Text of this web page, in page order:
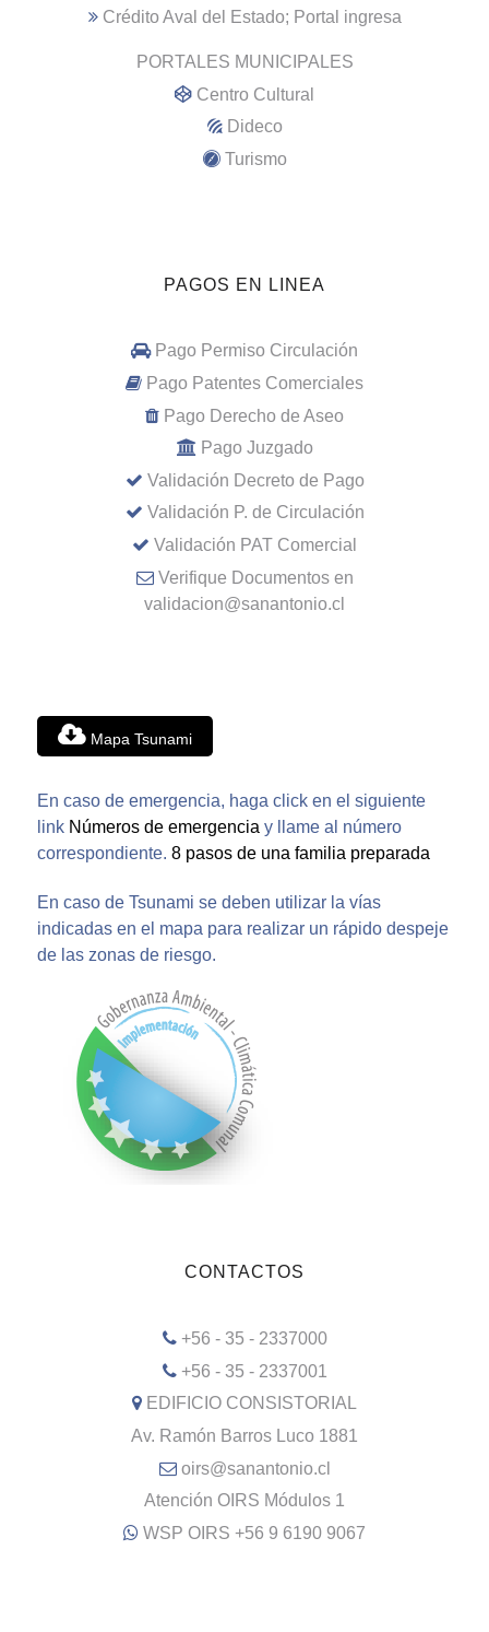
Crédito Aval del Estado; Portal ingresa
PORTALES MUNICIPALES
Centro Cultural
Dideco
Turismo
PAGOS EN LINEA
Pago Permiso Circulación
Pago Patentes Comerciales
Pago Derecho de Aseo
Pago Juzgado
Validación Decreto de Pago
Validación P. de Circulación
Validación PAT Comercial
Verifique Documentos en
validacion@sanantonio.cl
Mapa Tsunami
En caso de emergencia, haga click en el siguiente
link Números de emergencia y llame al número
correspondiente. 8 pasos de una familia preparada
En caso de Tsunami se deben utilizar la vías
indicadas en el mapa para realizar un rápido despeje
de las zonas de riesgo.
CONTACTOS
+56 - 35 - 2337000
+56 - 35 - 2337001
EDIFICIO CONSISTORIAL
Av. Ramón Barros Luco 1881
oirs@sanantonio.cl
Atención OIRS Módulos 1
WSP OIRS +56 9 6190 9067